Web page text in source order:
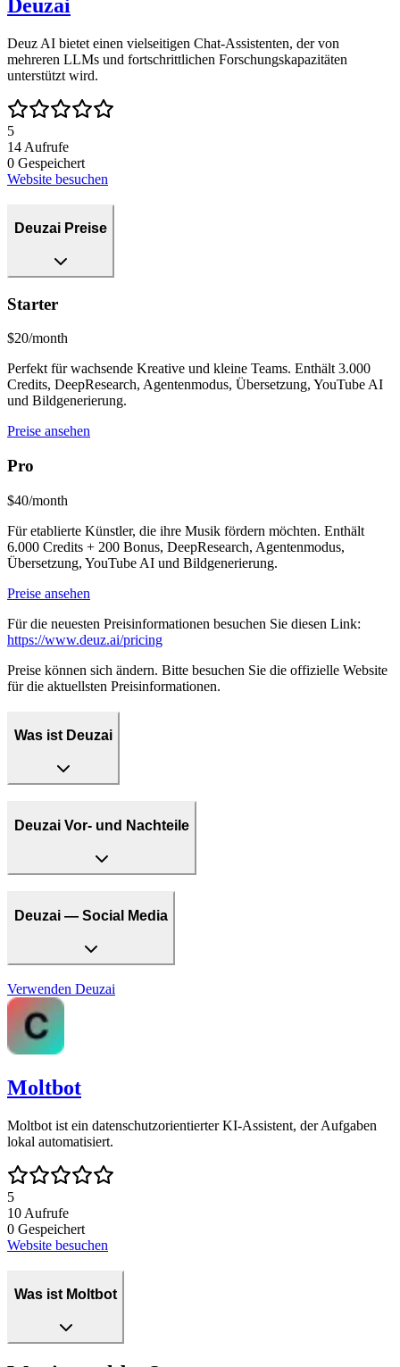
Deuzai
Deuz AI bietet einen vielseitigen Chat-Assistenten, der von
mehreren LLMs und fortschrittlichen Forschungskapazitäten
unterstützt wird.
5
14 Aufrufe
0 Gespeichert
Website besuchen
Deuzai Preise
Starter
$20/month
Perfekt für wachsende Kreative und kleine Teams. Enthält 3.000
Credits, DeepResearch, Agentenmodus, Übersetzung, YouTube AI
und Bildgenerierung.
Preise ansehen
Pro
$40/month
Für etablierte Künstler, die ihre Musik fördern möchten. Enthält
6.000 Credits + 200 Bonus, DeepResearch, Agentenmodus,
Übersetzung, YouTube AI und Bildgenerierung.
Preise ansehen
Für die neuesten Preisinformationen besuchen Sie diesen Link:
https://www.deuz.ai/pricing
Preise können sich ändern. Bitte besuchen Sie die offizielle Website
für die aktuellsten Preisinformationen.
Was ist Deuzai
Deuzai Vor- und Nachteile
Deuzai — Social Media
Verwenden Deuzai
Moltbot
Moltbot ist ein datenschutzorientierter KI-Assistent, der Aufgaben
lokal automatisiert.
5
10 Aufrufe
0 Gespeichert
Website besuchen
Was ist Moltbot